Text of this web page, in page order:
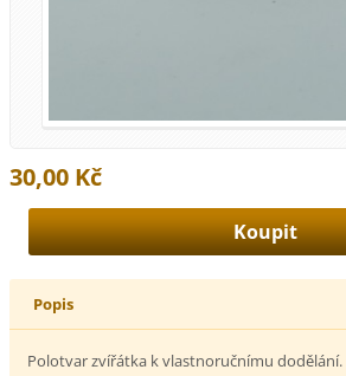
30,00 Kč
Popis
Polotvar zvířátka k vlastnoručnímu dodělání.